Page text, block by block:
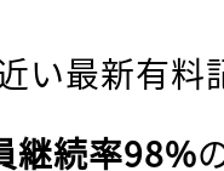
い最新有料
継続率98%